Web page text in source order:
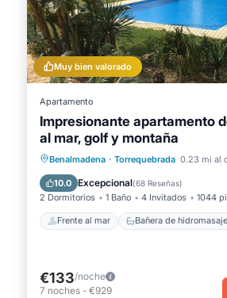
Se pueden practicar las actividades
(es posible que se aplique un
Muy bien valorado
Apartamento
Impresionante apartamento
al mar, golf y montaña
Benalmadena · Torrequebrada 0.23 mi al
10.0 Excepcional(68 Reseñas)
2 Dormitorios 1 Baño 4 Invitados 1044
Frente al mar Bañera de hidromasaje
Frente al mar
Bañera de
Chimenea/Calefacción
€133/noche
7 noches - €929